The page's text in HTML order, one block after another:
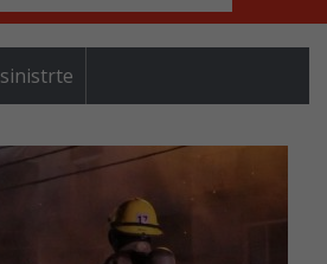
sinistrte